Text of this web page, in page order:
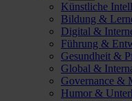
Künstliche
Bildung &
Digital &
Führung &
Gesundheit &
Global &
Governance &
Humor &